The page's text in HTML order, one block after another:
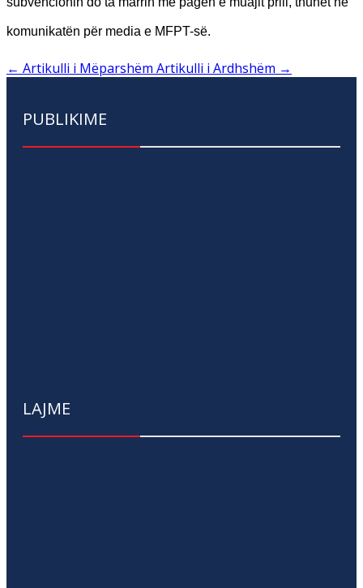
komunikatën për media e MFPT-së.
← Artikulli i Mëparshëm Artikulli i Ardhshëm →
PUBLIKIME
LAJME